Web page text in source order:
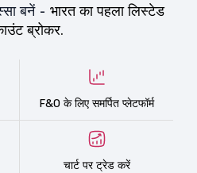
बनें - भारत का पहला लिस्टेड
ब्रोकर.
F&O के लिए समर्पित प्लेटफॉर्म
चार्ट पर ट्रेड करें